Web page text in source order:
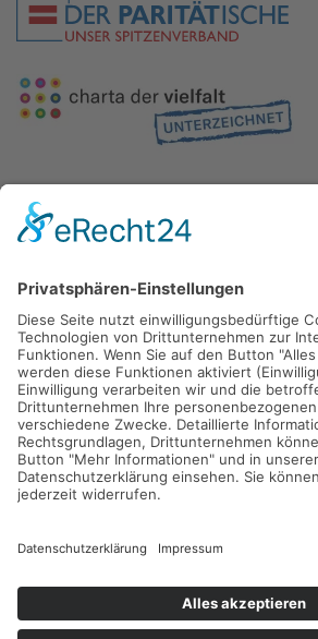
Gefördert durch die
Freie und Hansestadt Hamburg
SUCHT.HAMBURG gGmbH